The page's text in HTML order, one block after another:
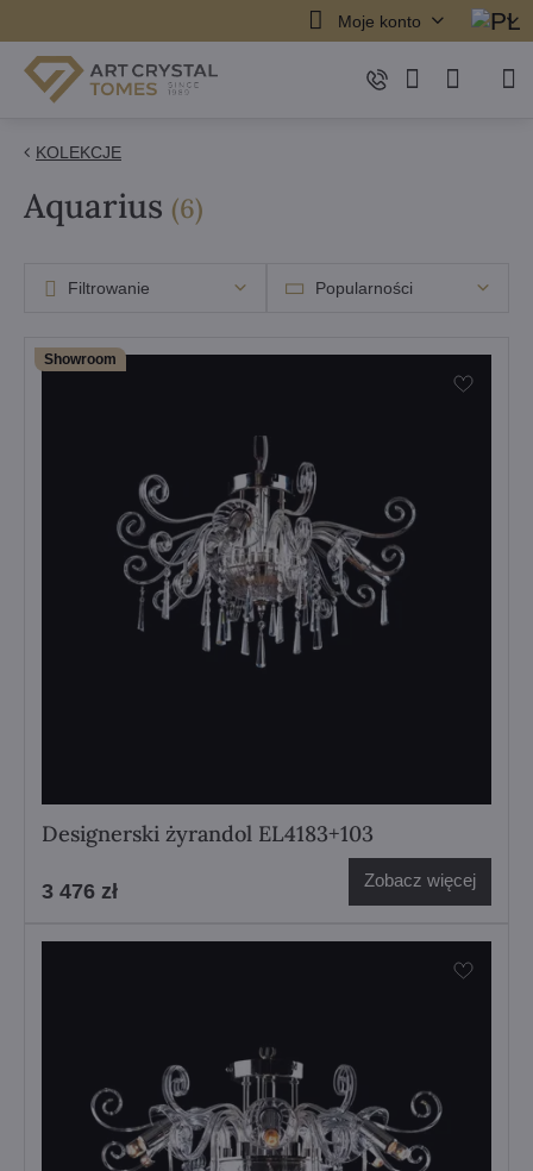
Moje konto
KOLEKCJE
Aquarius (6Pozycji
)
Popularności
Filtrowanie
Showroom
Designerski żyrandol EL4183+103
3 476 zł Zobacz więcej